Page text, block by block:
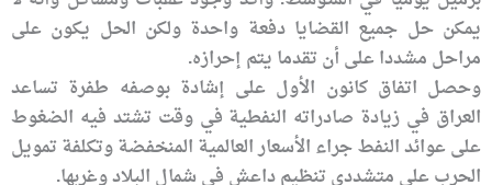
يمكن حل جميع القضايا دفعة واحدة ولكن الحل يكون على
مراحل مشددا على أن تقدما يتم إحرازه.
وحصل اتفاق كانون الأول على إشادة بوصفه طفرة تساعد
العراق في زيادة صادراته النفطية في وقت تشتد فيه الضغوط
على عوائد النفط جراء الأسعار العالمية المنخفضة وتكلفة تمويل
الحرب على متشددي تنظيم داعش في شمال البلاد وغربها.